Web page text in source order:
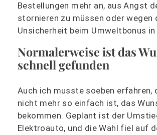
Bestellungen mehr an, aus Angst
stornieren zu müssen oder wegen
Unsicherheit beim Umweltbonus
Normalerweise ist das
schnell gefunden
Auch ich musste soeben erfahren,
nicht mehr so einfach ist, das
bekommen. Geplant ist der
Elektroauto, und die Wahl fiel auf